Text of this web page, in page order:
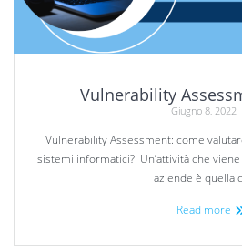
Vulnerability
Giugno 8, 2022
Vulnerability Assessment: come
sistemi informatici? Un’attività che
aziende è quella
Read more